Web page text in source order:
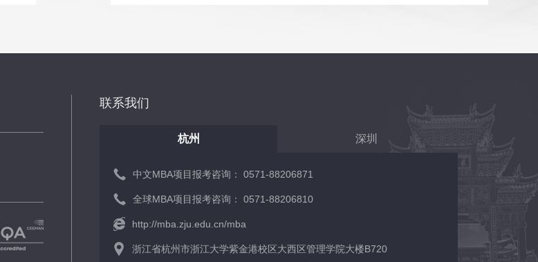
联系我们
杭州 深圳
中文MBA项目报考咨询： 0571-88206871
全球MBA项目报考咨询： 0571-88206810
http://mba.zju.edu.cn/mba
浙江省杭州市浙江大学紫金港校区大西区管理学院大楼B720